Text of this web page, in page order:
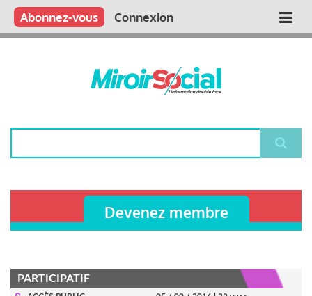
Aller
contenu
Main
Qui sommes nous ?
Vous publiez
Nous publions
Contactez-nous
Abonnez-vous Connexion
Devenez membre
PARTICIPATIF